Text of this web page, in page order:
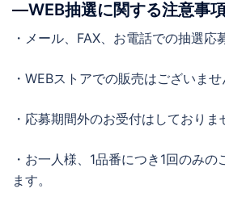
―WEB抽選に関する注意事
・メール、FAX、お電話での抽選応
・WEBストアでの販売はございませ
・応募期間外のお受付はしておりま
・お一人様、1品番につき1回のみ
ます。